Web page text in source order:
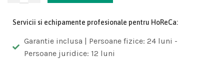
Servicii si echipamente profesionale pentru HoReCa:
Garantie inclusa | Persoane fizice: 24 luni -
Persoane juridice: 12 luni